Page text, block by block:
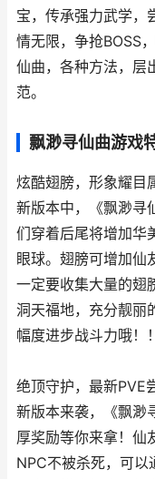
宝，传承强力武学，
情无限，争抢BOSS
仙曲，各种方法，层
范。
飘渺寻仙曲游戏
炫酷翅膀，形象耀目
新版本中，《飘渺寻
们穿着后尾将增加华
眼球。翅膀可增加仙
一定要收集大量的翅
洞天福地，充分靓丽
幅度进步战斗力哦！！
绝顶守护，最新PVE
新版本来袭，《飘渺
厚奖励等你来拿！仙
NPC不被杀死，可以